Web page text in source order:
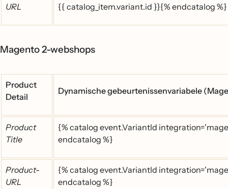
URL
{{ catalog_item.variant.id }}{% endcatalog %}
Magento 2-webshops
Product
Detail
Dynamische gebeurtenissenvariabele
Product
Title
{% catalog event.VariantId
endcatalog %}
Product-
URL
{% catalog event.VariantId
endcatalog %}